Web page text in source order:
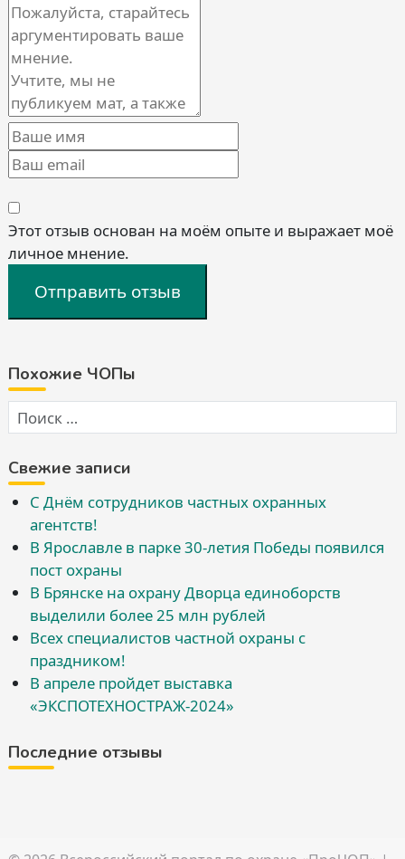
Этот отзыв основан на моём опыте и выражает моё
личное мнение.
Отправить отзыв
Похожие ЧОПы
Свежие записи
С Днём сотрудников частных охранных
агентств!
В Ярославле в парке 30-летия Победы появился
пост охраны
В Брянске на охрану Дворца единоборств
выделили более 25 млн рублей
Всех специалистов частной охраны с
праздником!
В апреле пройдет выставка
«ЭКСПОТЕХНОСТРАЖ-2024»
Последние отзывы